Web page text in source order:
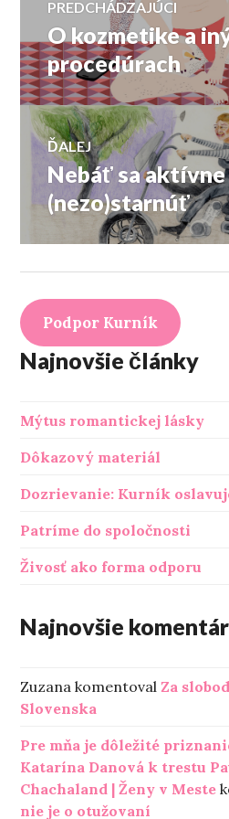
v
článku
PREDCHÁDZAJÚCI
Predchádzajúci
článok:
O kozmetike a
procedúrach
ĎALEJ
Ďalší
článok:
Nebáť sa aktívne
(nezo)starnúť
Podpor Kurník
Najnovšie články
Mýtus romantickej lásky
Dôkazový materiál
Dozrievanie: Kurník
Patríme do spoločnosti
Živosť ako forma odporu
Najnovšie
Zuzana komentoval Za
Slovenska
Pre mňa je dôležité
Katarína Danová k trestu
Chachaland | Ženy v Meste
nie je o otužovaní